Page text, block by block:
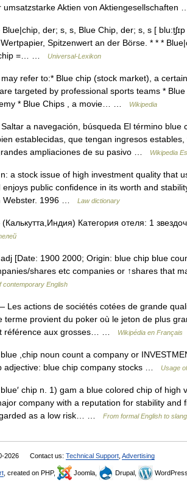
umsatzstarke Aktien von Aktiengesellschaften
der; s, s, Blue Chip, der; s, s [
Spitzenwert an der Börse. * * *
chip =… …
Universal-Lexikon
refer to:* Blue chip (stock market), a
targeted by professional sports teams *
* Blue Chips , a movie… …
Wikipedia
a navegación, búsqueda El término blue
establecidas, que tengan ingresos
ampliaciones de su pasivo …
Wikipedia
a stock issue of high investment quality that
public confidence in its worth and
Webster. 1996 …
Law dictionary
Категория отеля: 1
[Date: 1900 2000; Origin: blue chip blue
shares etc companies or ↑shares that
contemporary English
Les actions de sociétés cotées de grande
terme provient du poker où le jeton de plus
référence aux grosses… …
Wikipédia en Français
,chip noun count a company or
adjective: blue chip company stocks …
Usage
chip n. 1) gam a blue colored chip of high
company with a reputation for stability
as a low risk… …
From formal English to slang
2026 Contact us: Technical Support Advertising
, created on PHP, Joomla, Drupal,